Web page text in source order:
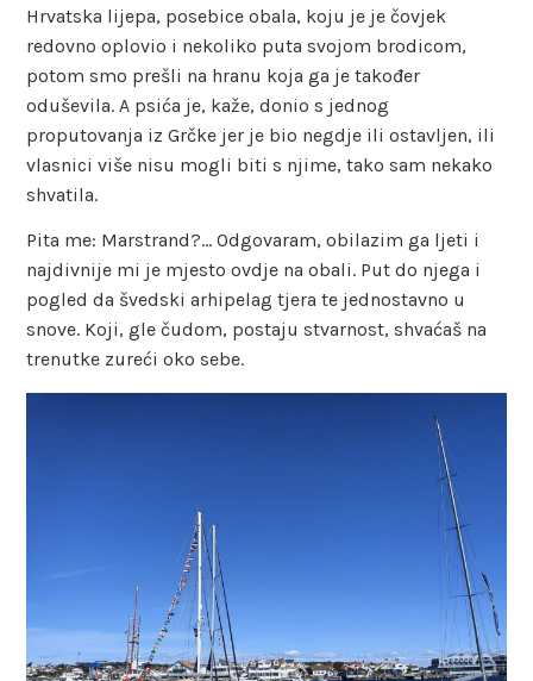
Hrvatska lijepa, posebice obala, koju je je čovjek
redovno oplovio i nekoliko puta svojom brodicom,
potom smo prešli na hranu koja ga je također
oduševila. A psića je, kaže, donio s jednog
proputovanja iz Grčke jer je bio negdje ili ostavljen, ili
vlasnici više nisu mogli biti s njime, tako sam nekako
shvatila.
Pita me: Marstrand?… Odgovaram, obilazim ga ljeti i
najdivnije mi je mjesto ovdje na obali. Put do njega i
pogled da švedski arhipelag tjera te jednostavno u
snove. Koji, gle čudom, postaju stvarnost, shvaćaš na
trenutke zureći oko sebe.